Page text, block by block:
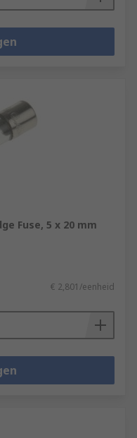
Fuse, 5 x 20 mm
€ 2,801/eenheid